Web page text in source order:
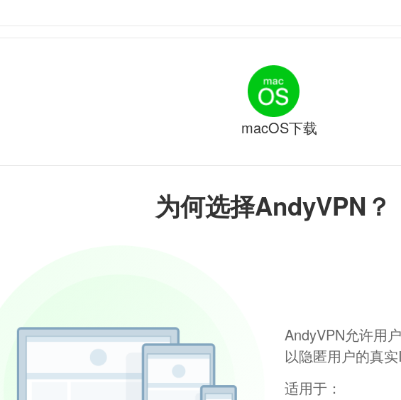
为何选择AndyVPN？
AndyVPN允许用
以隐匿用户的真
适用于：
macOS下载